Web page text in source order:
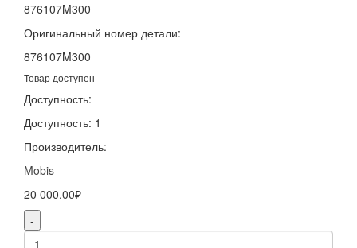
876107M300
Оригинальный номер детали:
876107M300
Товар доступен
Доступность:
Доступность: 1
Производитель:
Mobis
20 000.00₽
-